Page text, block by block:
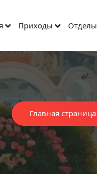
Приходы Отделы
Главная страница